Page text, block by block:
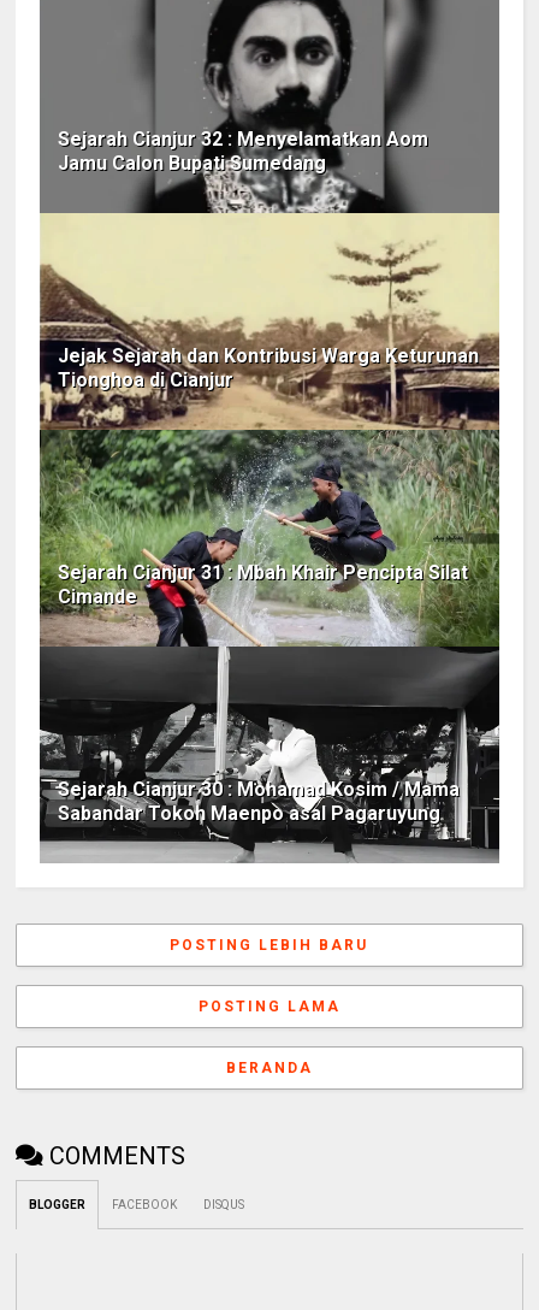
Sejarah Cianjur 32 : Menyelamatkan Aom
Jamu Calon Bupati Sumedang
Jejak Sejarah dan Kontribusi Warga Keturunan
Tionghoa di Cianjur
Sejarah Cianjur 31 : Mbah Khair Pencipta Silat
Cimande
Sejarah Cianjur 30 : Mohamad Kosim / Mama
Sabandar Tokoh Maenpo asal Pagaruyung
POSTING LEBIH BARU
POSTING LAMA
BERANDA
COMMENTS
BLOGGER FACEBOOK DISQUS